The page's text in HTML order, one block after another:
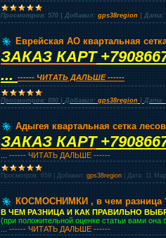
Просмотров: 570 Добавил: gps38region Дата:
Еврейская АО квартальная
ЗАКАЗ КАРТ
... ------ ЧИТАТЬ ДАЛЬШЕ ------
Просмотров: 890 Добавил: gps38region Дата:
Адыгея квартальная сетка лесов
ЗАКАЗ КАРТ
------ ЧИТАТЬ ДАЛЬШЕ ------
Просмотров: 659 Добавил: gps38region Дата: 11
КОСМОСНИМКИ , в чем разница
В ЧЕМ РАЗНИЦА И КАК ПРАВИЛЬНО
(при положительной оценке статьи вами она
------ ЧИТАТЬ ДАЛЬШЕ ------